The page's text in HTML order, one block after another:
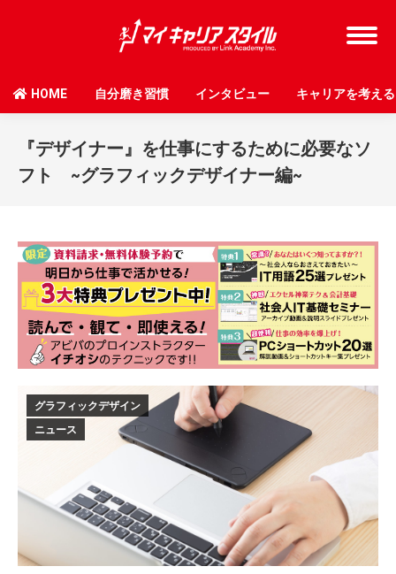
HOME 自分磨き習慣 インタビュー キャリアを考える
『デザイナー』を仕事にするために必要なソ
フト ~グラフィックデザイナー編~
グラフィックデザイン
ニュース